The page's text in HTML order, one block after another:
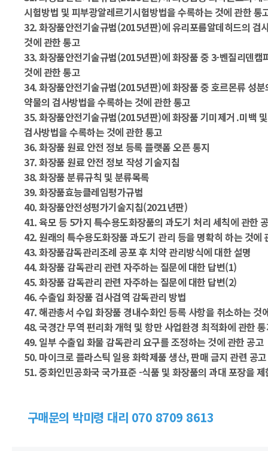
시험방법 및 피부광알레르기시험방법을 수록하는 것에 관한 통
32. 화장품안전기술규범(2015년판)에 유리포름알데히드의 검
것에 관한 통고
33. 화장품안전기술규범(2015년판)에 화장품 중 3-벤질리덴캠
것에 관한 통고
34. 화장품안전기술규범(2015년판)에 화장품 중 호르몬류 성
약물의 검사방법을 수록하는 것에 관한 통고
35. 화장품안전기술규범(2015년판)에 화장품 기미제거․미백
검사방법을 수록하는 것에 관한 통고
36. 화장품 원료 안전 정보 등록 플랫폼 오픈 통지
37. 화장품 원료 안전 정보 작성 기술지침
38. 화장품 분류규칙 및 분류목록
39. 화장품효능클레임평가규범
40. 화장품안전성평가기술지침(2021년판)
41. 육모 등 5가지 특수용도화장품의 과도기 처리 세칙에 관한
42. 원래의 특수용도화장품 과도기 관리 등을 명확히 하는 것에
43. 화장품감독관리조례 공포 후 치약 관리방식에 대한 설명
44. 화장품 감독관리 관련 자주하는 질문에 대한 답변(1)
45. 화장품 감독관리 관련 자주하는 질문에 대한 답변(2)
46. 수출입 화장품 검사검역 감독관리 방법
47. 해관총서 수입 화장품 경내수화인 등록 사항을 취소하는 것
48. 국경간 무역 편리화 개혁 및 항만 사업환경 최적화에 관한
49. 일부 수출입 화물 감독관리 요구를 조정하는 것에 관한 공고
50. 마이크로 플라스틱 일용 화학제품 생산, 판매 금지 관련 공고
51. 중화인민공화국 국가표준 -식품 및 화장품의 과대 포장을
구매문의 박미령 대리 070 8709 8613